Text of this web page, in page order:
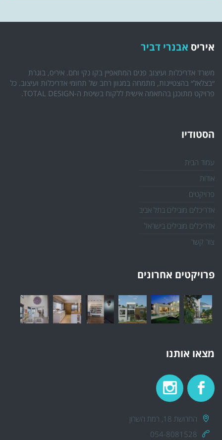
איריס אבנרי דביר
משרד אדריכלות ועיצוב פנים המתאפיין בקו נקי וחם. איריס, בוגרת
״בצלאל״ בהצטיינות, מתמחה במגוון רחב של תחומי אדריכלות ועיצוב. כל
פרויקט מתוכנן בהתאמה אישית ללקוח בשיטת ה-TOTAL DESIGN.
הסטודיו
עמוד הבית
אודות
פרויקטים
אדריכלים מובילים בתל אביב
אדריכלים מובילים בישראל
צור קשר
פרויקטים אחרונים
מצאו אותנו
החרושת 18, רמת השרון
054-8081528